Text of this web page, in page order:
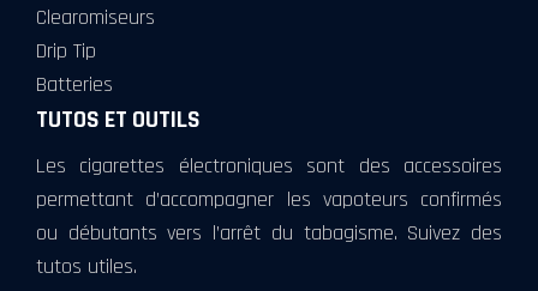
Clearomiseurs
Drip Tip
Batteries
TUTOS ET OUTILS
Les cigarettes électroniques sont des accessoires
permettant d’accompagner les vapoteurs confirmés
ou débutants vers l’arrêt du tabagisme. Suivez des
tutos utiles.